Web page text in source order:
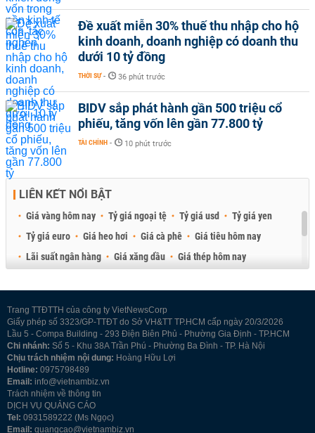
Đề xuất miễn 30% thuế thu nhập cho hộ
kinh doanh, doanh nghiệp có doanh thu
dưới 10 tỷ đồng
THỜI SỰ - 36 phút trước
BIDV sắp phát hành gần 500 triệu cổ
phiếu, tăng vốn lên gần 77.800 tỷ
TÀI CHÍNH - 10 phút trước
LIÊN KẾT NỔI BẬT
Giá vàng hôm nay Tỷ giá ngoại tệ Tỷ giá usd
Tỷ giá yen
Tỷ giá euro
Giá heo hơi Giá cà phê
Giá tiêu hôm nay
Lãi suất ngân hàng
Giá xăng dầu
Giá thép hôm nay
Trang TTĐTTH của công ty VietNewsCorp
Giấy phép số 3323/GP-TTĐT do Sở VH&TT TP.HCM cấp ngày 20/3/2026
Lầu 5 - Compa Building - 293 Điện Biên Phủ - Phường Gia Định - TP.HCM
Chi nhánh: Số 5 - Khu 38A Trần Phú - Phường Ba Đình - TP. Hà Nội
Chịu trách nhiệm nội dung: Hoàng Hữu Lợi
Hotline: 0975798489
Email: info@vietnambiz.vn
Trách nhiệm về thông tin
DỊCH VỤ QUẢNG CÁO
Tel: 0931589222 (Ms Ngọc)
Email: quangcao@vietnambiz.vn